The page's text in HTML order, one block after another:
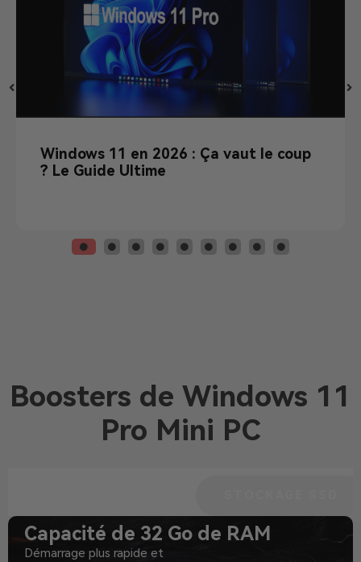
Windows 11 en 2026 : Ça vaut le coup
? Le Guide Ultime
Boosters de Windows 11
Pro Mini PC
Capacité de 32 Go de RAM
Démarrage plus rapide et